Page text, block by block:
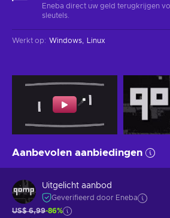
Eneba direct uw geld terugkrijgen
sleutels.
Werkt op: Windows Linux
Aanbevolen aanbiedingen
Uitgelicht aanbod
Geverifieerd door Eneba
US$ 6,99-86%